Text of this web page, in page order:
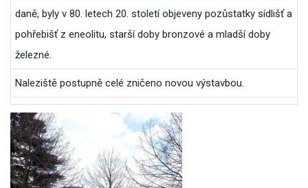
daně, byly v 80. letech 20. století objeveny pozůstatky sídlišť a
pohřebišť z eneolitu, starší doby bronzové a mladší doby
železné.
Naleziště postupně celé zničeno novou výstavbou.